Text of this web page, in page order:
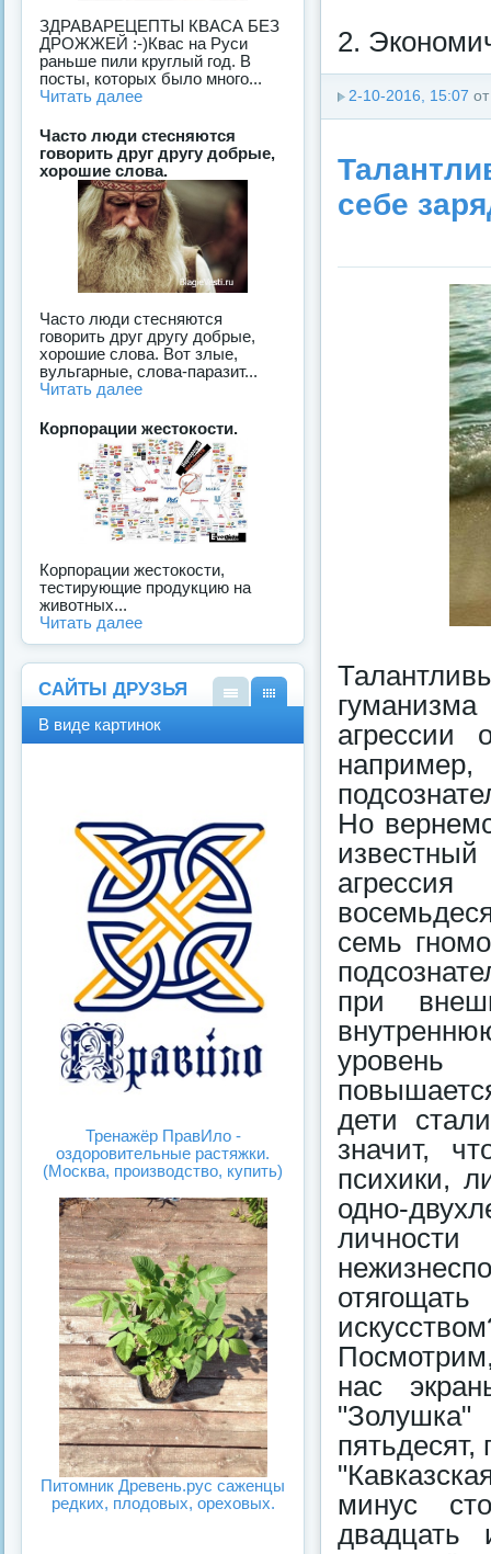
2.
2-10-2016, 15:07
себе
агрессии
Но
семь
при
уровень
дети
значит,
психики,
одно-
личности
нас
минус
двадцать
ЗДРАВАРЕЦЕПТЫ КВАСА БЕЗ
ДРОЖЖЕЙ :-)Квас на Руси
раньше пили круглый год. В
посты, которых было много...
Читать далее
Часто люди стесняются
говорить друг другу добрые,
хорошие слова.
Часто люди стесняются
говорить друг другу добрые,
хорошие слова. Вот злые,
вульгарные, слова-паразит...
Читать далее
Корпорации жестокости.
Корпорации жестокости,
тестирующие продукцию на
животных...
Читать далее
САЙТЫ ДРУЗЬЯ
В виде картинок
Тренажёр ПравИло -
оздоровительные растяжки.
(Москва, производство, купить)
Питомник Древень.рус саженцы
редких, плодовых, ореховых.